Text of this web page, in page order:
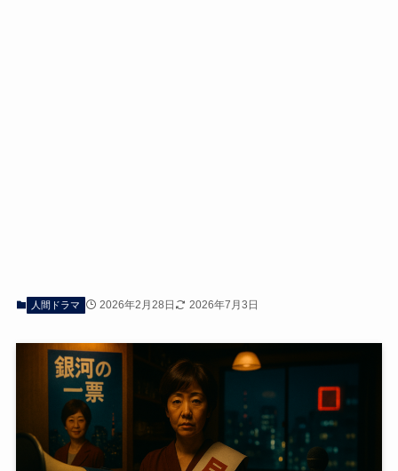
人間ドラマ 2026年2月28日 2026年7月3日